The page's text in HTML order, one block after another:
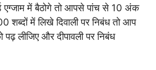
एग्जाम में बैठोगे तो आपसे पांच से 10 अंक
शब्दों में लिखे दिवाली पर निबंध तो आप
पढ़ लीजिए और दीपावली पर निबंध